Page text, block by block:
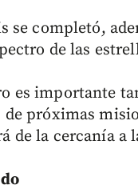
se completó,
de las
es importante
próximas
de la cercanía